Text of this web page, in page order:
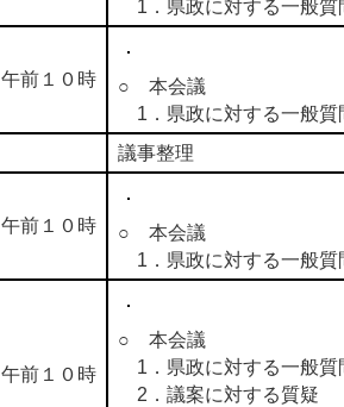
1．県政に対する一般質
午前１０時
○ 本会議
1．県政に対する一般質
議事整理
午前１０時
○ 本会議
1．県政に対する一般質
午前１０時
○ 本会議
1．県政に対する一般質
2．議案に対する質疑